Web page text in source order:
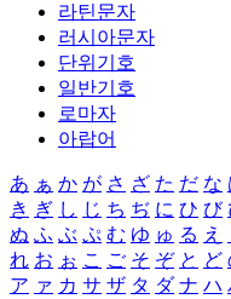
라틴문자
러시아문자
단위기호
일반기호
로마자
아랍어
あ ぁ か が さ ざ た だ な
き ぎ し じ ち ぢ に ひ び
ぬ ふ ぶ ぷ む ゆ ゅ る え
れ お ぉ こ ご そ ぞ と ど
ア ァ カ サ ザ タ ダ ナ ハ